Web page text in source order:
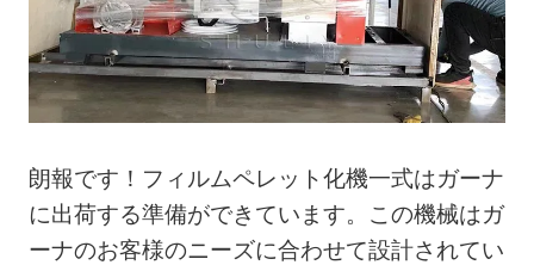
朗報です！フィルムペレット化機一式はガーナ
に出荷する準備ができています。この機械はガ
ーナのお客様のニーズに合わせて設計されてい